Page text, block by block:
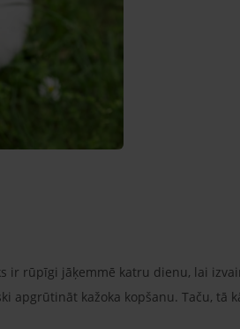
ir rūpīgi jāķemmē katru dienu, lai
apgrūtināt kažoka kopšanu. Taču, tā